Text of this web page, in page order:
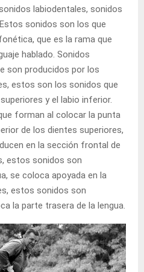
labiodentales, sonidos
sonidos son los que
que es la rama que
hablado. Sonidos
son producidos por los
estos son los sonidos que
y el labio inferior.
forman al colocar la punta
de los dientes superiores,
en la sección frontal de
estos sonidos son
se coloca apoyada en la
estos sonidos son
la parte trasera de la lengua.